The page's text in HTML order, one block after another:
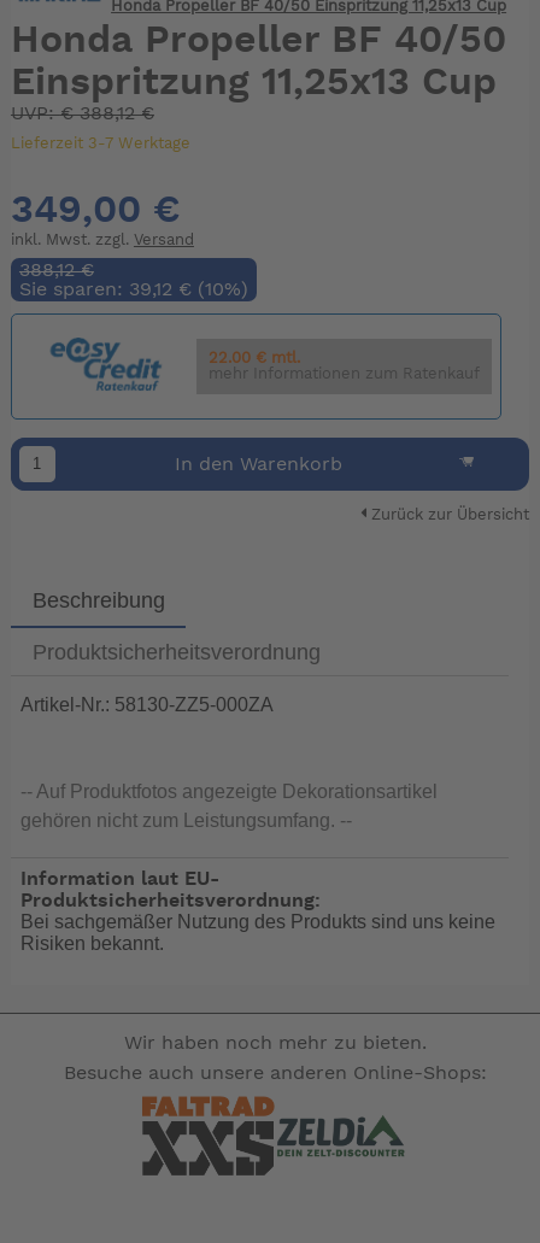
Honda Propeller BF 40/50 Einspritzung 11,25x13 Cup
Honda Propeller BF 40/50
Einspritzung 11,25x13 Cup
UVP:€388,12 €
Lieferzeit 3-7 Werktage
349,00 €
inkl. Mwst. zzgl. Versand
388,12 €
Sie sparen: 39,12 € (10%)
22.00 € mtl.
mehr Informationen zum Ratenkauf
In den Warenkorb
Zurück zur Übersicht
Beschreibung
Produktsicherheitsverordnung
Artikel-Nr.: 58130-ZZ5-000ZA
-- Auf Produktfotos angezeigte Dekorationsartikel
gehören nicht zum Leistungsumfang. --
Information laut EU-
Produktsicherheitsverordnung:
Bei sachgemäßer Nutzung des Produkts sind uns keine
Risiken bekannt.
Wir haben noch mehr zu bieten.
Besuche auch unsere anderen Online-Shops: